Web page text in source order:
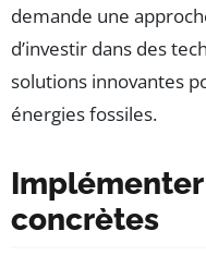
demande une
d’investir dans des
solutions innovantes
énergies fossiles.
concrètes